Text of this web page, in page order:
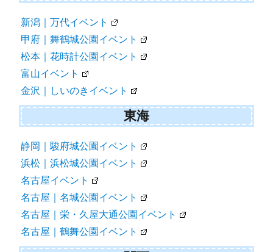
新潟｜万代イベント
甲府｜舞鶴城公園イベント
松本｜花時計公園イベント
富山イベント
金沢｜しいのきイベント
東海
静岡｜駿府城公園イベント
浜松｜浜松城公園イベント
名古屋イベント
名古屋｜名城公園イベント
名古屋｜栄・久屋大通公園イベント
名古屋｜鶴舞公園イベント